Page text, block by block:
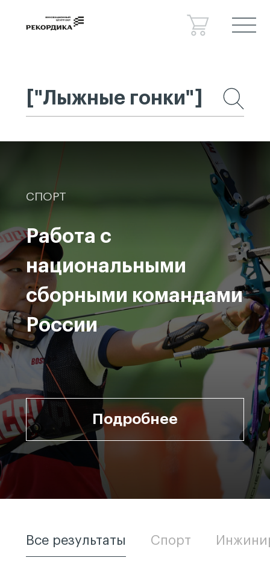
Спецпроекты
Консалтинг
Сведения об образовательной
СПОРТ
Работа с
национальными
сборными командами
России
Подробнее
Все результаты Спорт